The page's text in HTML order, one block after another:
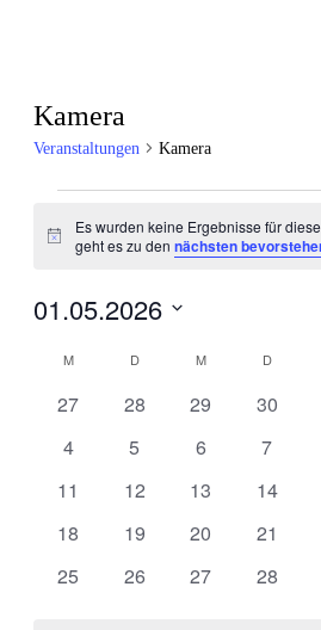
Kamera
Veranstaltungen Kamera
Hinweis
Es wurden keine Ergebnisse für
geht es zu den nächsten
01.05.2026
wählen.
Kalender
von
M MONTAGDDIENSTAG
M MITTWOCH
D
0
27
0
28
0
29
0
30
0
4
0
5
0
6
0
7
0
11
0
12
0
13
0
14
0
18
0
19
0
20
0
21
0
25
0
26
0
27
0
28